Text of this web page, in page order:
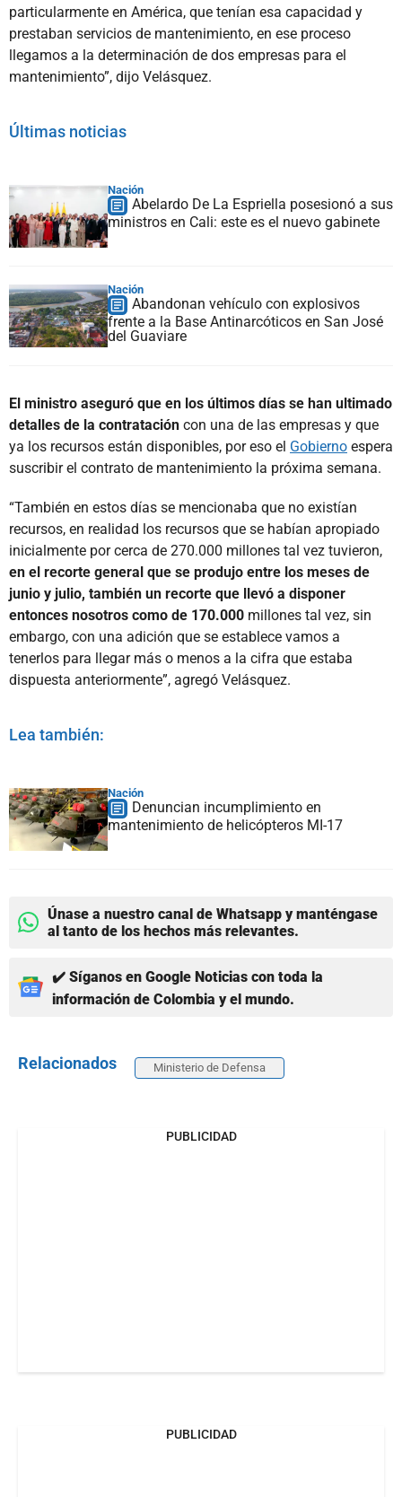
particularmente en América, que tenían esa capacidad y
prestaban servicios de mantenimiento, en ese proceso
llegamos a la determinación de dos empresas para el
mantenimiento”, dijo Velásquez.
Últimas noticias
Nación
Abelardo De La Espriella posesionó a sus
ministros en Cali: este es el nuevo gabinete
Nación
Abandonan vehículo con explosivos
frente a la Base Antinarcóticos en San José
del Guaviare
El ministro aseguró que en los últimos días se han ultimado
detalles de la contratación con una de las empresas y que
ya los recursos están disponibles, por eso el Gobierno espera
suscribir el contrato de mantenimiento la próxima semana.
“También en estos días se mencionaba que no existían
recursos, en realidad los recursos que se habían apropiado
inicialmente por cerca de 270.000 millones tal vez tuvieron,
en el recorte general que se produjo entre los meses de
junio y julio, también un recorte que llevó a disponer
entonces nosotros como de 170.000 millones tal vez, sin
embargo, con una adición que se establece vamos a
tenerlos para llegar más o menos a la cifra que estaba
dispuesta anteriormente”, agregó Velásquez.
Lea también:
Nación
Denuncian incumplimiento en
mantenimiento de helicópteros MI-17
Únase a nuestro canal de Whatsapp y manténgase
al tanto de los hechos más relevantes.
✔️ Síganos en Google Noticias con toda la
información de Colombia y el mundo.
Relacionados Ministerio de Defensa
PUBLICIDAD
PUBLICIDAD